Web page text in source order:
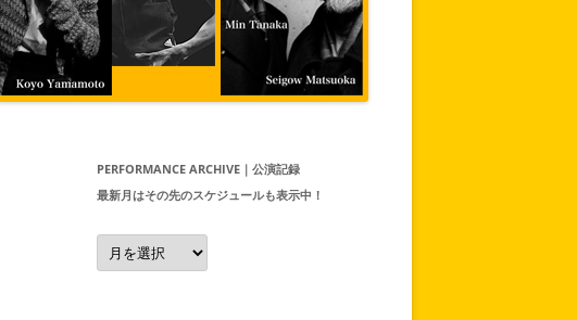
PERFORMANCE ARCHIVE｜公演記録
最新月はその先のスケジュールも表示中！
Performance
Archive
｜